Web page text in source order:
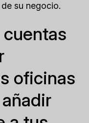
su negocio.
cuentas
oficinas